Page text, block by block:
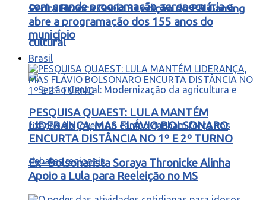
com grande programação agropecuária e
cultural
Pedra Branca Geek: 3ª edição do PB Gaming
abre a programação dos 155 anos do
município
Brasil
PESQUISA QUAEST: LULA MANTÉM
LIDERANÇA, MAS FLÁVIO BOLSONARO
ENCURTA DISTÂNCIA NO 1º E 2º TURNO
Ex- Bolsonarista Soraya Thronicke Alinha
Apoio a Lula para Reeleição no MS